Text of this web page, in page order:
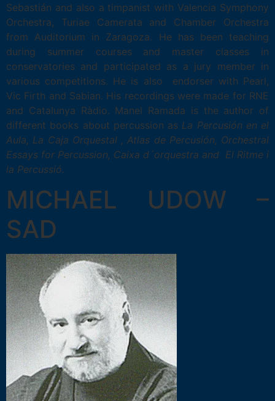
Sebastián and also a timpanist with Valencia Symphony
Orchestra, Turiae Camerata and Chamber Orchestra
from Auditorium in Zaragoza. He has been teaching
during summer courses and master classes in
conservatories and participated as a jury member in
various competitions. He is also endorser with Pearl,
Vic Firth and Sabian. His recordings were made for RNE
and Catalunya Ràdio. Manel Ramada is the author of
different books about percussion as La Percusión en el
Aula, La Caja Orquestal , Atlas de Percusión, Orchestral
Essays for Percussion, Caixa d´orquestra and El Ritme i
la Percussió.
MICHAEL UDOW –
SAD